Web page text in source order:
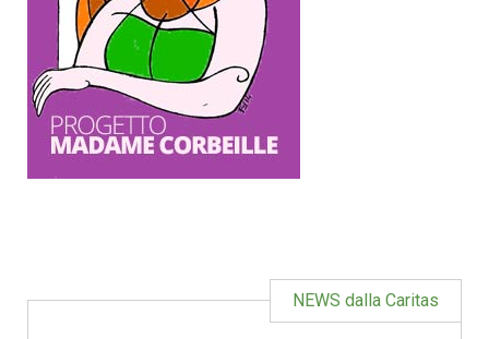
NEWS dalla Caritas